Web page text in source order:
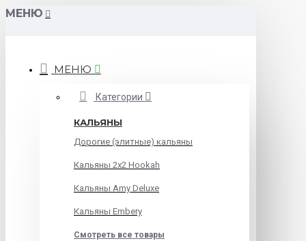
МЕНЮ
МЕНЮ
Категории
КАЛЬЯНЫ
Дорогие (элитные) кальяны
Кальяны 2х2 Hookah
Кальяны Amy Deluxe
Кальяны Embery
Смотреть все товары